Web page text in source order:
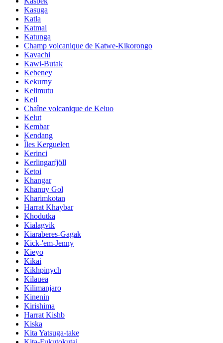
Kasuga
Katla
Katmai
Katunga
Champ volcanique de Katwe-Kikorongo
Kavachi
Kawi-Butak
Kebeney
Kekurny
Kelimutu
Kell
Chaîne volcanique de Keluo
Kelut
Kembar
Kendang
Îles Kerguelen
Kerinci
Kerlingarfjöll
Ketoi
Khangar
Khanuy Gol
Kharimkotan
Harrat Khaybar
Khodutka
Kialagvik
Kiaraberes-Gagak
Kick-'em-Jenny
Kieyo
Kikai
Kikhpinych
Kilauea
Kilimanjaro
Kinenin
Kirishima
Harrat Kishb
Kiska
Kita Yatsuga-take